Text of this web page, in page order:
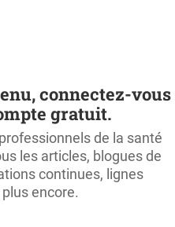
connectez-vous
gratuit.
de la santé
les articles, blogues de
continues, lignes
encore.